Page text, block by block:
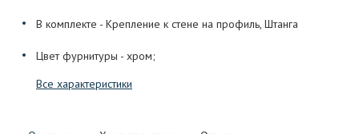
В комплекте - Крепление к стене на профиль, Штанга
Цвет фурнитуры - хром;
Все характеристики